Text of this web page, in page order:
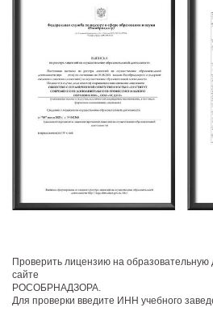
Проверить лицензию на образовательную
сайте
РОСОБРНАДЗОРА.
Для проверки введите ИНН учебного